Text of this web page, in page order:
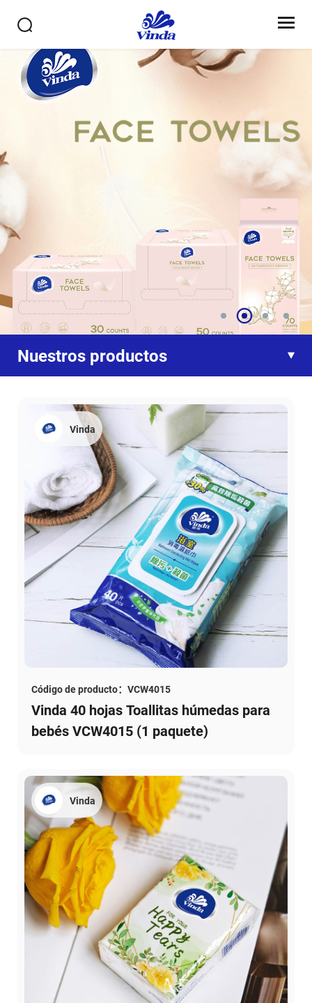
Nuestros productos
Vinda
Código de producto：VCW4015
Vinda 40 hojas Toallitas húmedas para
bebés VCW4015 (1 paquete)
Vinda